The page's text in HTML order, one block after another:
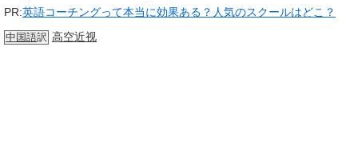
PR:英語コーチングって本当に効果ある？人気のスクールはどこ？
中国語訳 高空近视